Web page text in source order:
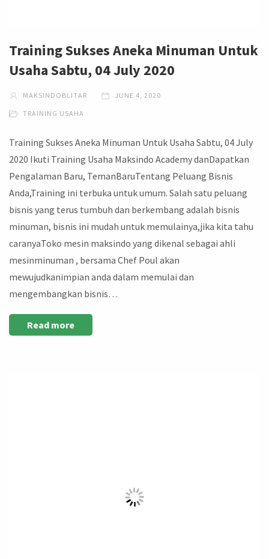
Training Sukses Aneka Minuman Untuk
Usaha Sabtu, 04 July 2020
MAKSINDOBLITAR JUNE 4, 2020
TRAINING USAHA
Training Sukses Aneka Minuman Untuk Usaha Sabtu, 04 July
2020 Ikuti Training Usaha Maksindo Academy danDapatkan
Pengalaman Baru, TemanBaruTentang Peluang Bisnis
Anda,Training ini terbuka untuk umum. Salah satu peluang
bisnis yang terus tumbuh dan berkembang adalah bisnis
minuman, bisnis ini mudah untuk memulainya,jika kita tahu
caranyaToko mesin maksindo yang dikenal sebagai ahli
mesinminuman , bersama Chef Poul akan
mewujudkanimpian anda dalam memulai dan
mengembangkan bisnis…
Read more